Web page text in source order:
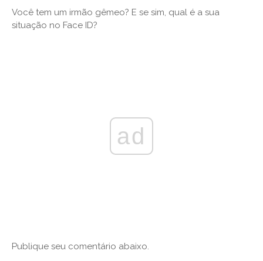
Você tem um irmão gêmeo? E se sim, qual é a sua
situação no Face ID?
ad
Publique seu comentário abaixo.